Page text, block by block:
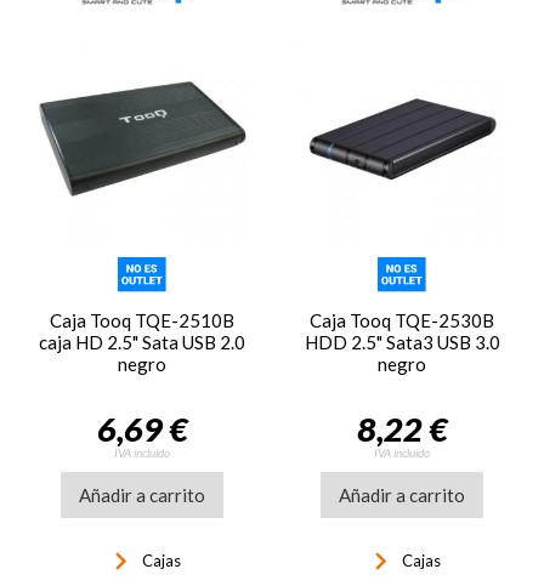
Caja Tooq TQE-2510B
caja HD 2.5" Sata USB 2.0
negro
6,69 €
IVA incluido
Añadir a carrito
keyboard_arrow_right Cajas
Caja Tooq TQE-2530B
HDD 2.5" Sata3 USB 3.0
negro
8,22 €
IVA incluido
Añadir a carrito
keyboard_arrow_right Cajas